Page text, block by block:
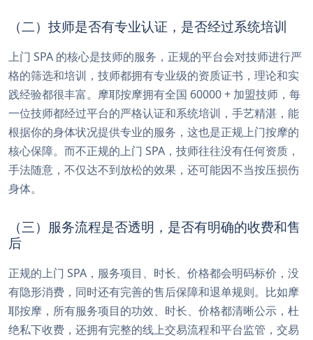
（二）技师是否有专业认证，是否经过系统培训
上门 SPA 的核心是技师的服务，正规的平台会对技师进行严
格的筛选和培训，技师都拥有专业级的资质证书，理论和实
践经验都很丰富。摩耶按摩拥有全国 60000 + 加盟技师，每
一位技师都经过平台的严格认证和系统培训，手艺精湛，能
根据你的身体状况提供专业的服务，这也是正规上门按摩的
核心保障。而不正规的上门 SPA，技师往往没有任何资质，
手法随意，不仅达不到放松的效果，还可能因不当按压损伤
身体。
（三）服务流程是否透明，是否有明确的收费和售
后
正规的上门 SPA，服务项目、时长、价格都会明码标价，没
有隐形消费，同时还有完善的售后保障和退单规则。比如摩
耶按摩，所有服务项目的功效、时长、价格都清晰公示，杜
绝私下收费，还拥有完整的线上交易流程和平台监管，交易